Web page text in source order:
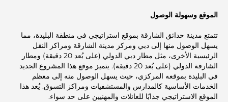
الموقع وسهولة الوصول
تتمتع مدينة حدائق الشارقة بموقع استراتيجي في منطقة البليدة، مما
يسهل الوصول منها إلى دبي ومركز مدينة الشارقة ومراكز النقل
الرئيسية الأخرى، مثل مطار دبي الدولي (على بُعد 20 دقيقة) ومطار
الشارقة الدولي (على بُعد 20 دقيقة). يتميز موقع هذا المشروع الجديد
في البليدة بموقعه المركزي، حيث يسهل الوصول منه إلى معظم
الخدمات الأساسية كالمدارس والمستشفيات ومراكز التسوق. يُعد هذا
الموقع الاستراتيجي جذابًا للعائلات والمهنيين على حد سواء.